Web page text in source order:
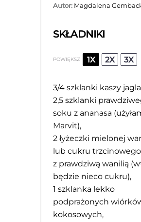
Autor: Magdalena
SKŁADNIKI
POWIĘKSZ 1X 2X 3X
3/4 szklanki kaszy
2,5 szklanki
soku z ananasa
Marvit),
2 łyżeczki mielonej
lub cukru trzcinowego
z prawdziwą wanilią
będzie nieco cukru),
1 szklanka lekko
podprażonych
kokosowych,